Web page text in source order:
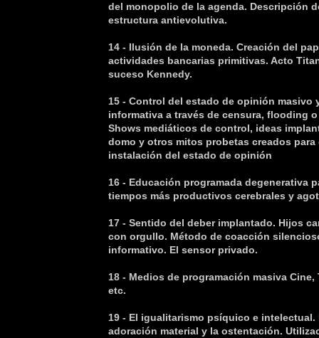
del monopolio de la agenda. Descripción
estructura antievolutiva.
14 - Ilusión de la moneda. Creación del
actividades bancarias primitivas. Acto
suceso Kennedy.
15 - Control del estado de opinión masivo
informativa a través de censura, flooding
Shows mediáticos de control, ideas
domo y otros mitos probetas creados
instalación del estado de opinión
16 - Educación programada degenerativa
tiempos más productivos cerebrales y
17 - Sentido del deber implantado. Hijos
con orgullo. Método de coacción
informativo. El sensor privado.
18 - Medios de programación masiva Cine,
etc.
19 - El igualitarismo psíquico e
adoración material y la ostentación.